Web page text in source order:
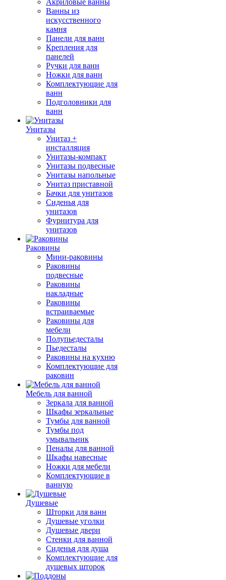
Акриловые ванны
Ванны из
искусственного
камня
Панели для ванн
Крепления для
панелей
Ручки для ванн
Ножки для ванн
Комплектующие для
ванн
Подголовники для
ванн
Унитазы
Унитаз +
инсталляция
Унитазы-компакт
Унитазы подвесные
Унитазы напольные
Унитаз приставной
Бачки для унитазов
Сиденья для
унитазов
Фурнитура для
унитазов
Раковины
Мини-раковины
Раковины
подвесные
Раковины
накладные
Раковины
встраиваемые
Раковины для
мебели
Полупьедесталы
Пьедесталы
Раковины на кухню
Комплектующие для
раковин
Мебель для ванной
Зеркала для ванной
Шкафы зеркальные
Тумбы для ванной
Тумбы под
умывальник
Пеналы для ванной
Шкафы навесные
Ножки для мебели
Комплектующие в
ванную
Душевые
Шторки для ванн
Душевые уголки
Душевые двери
Стенки для ванной
Сиденья для душа
Комплектующие для
душевых шторок